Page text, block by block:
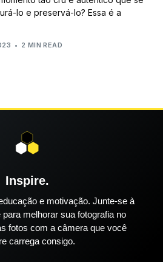
lo e preservá-lo? Essa é a
2 MIN READ
Inspire.
e motivação. Junte-se à
melhorar sua fotografia no
fotos com a câmera que você
carrega consigo.